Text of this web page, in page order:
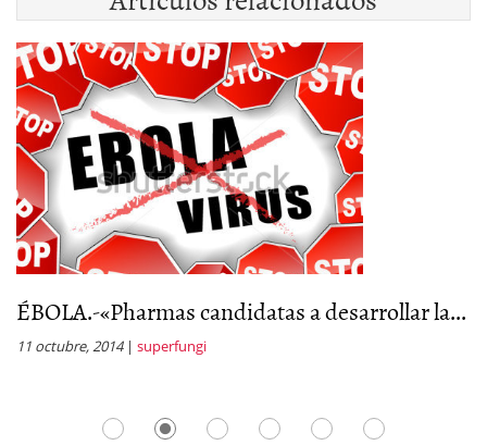
ÉBOLA.-«Pharmas candidatas a desarrollar la...
11 octubre, 2014| superfungi